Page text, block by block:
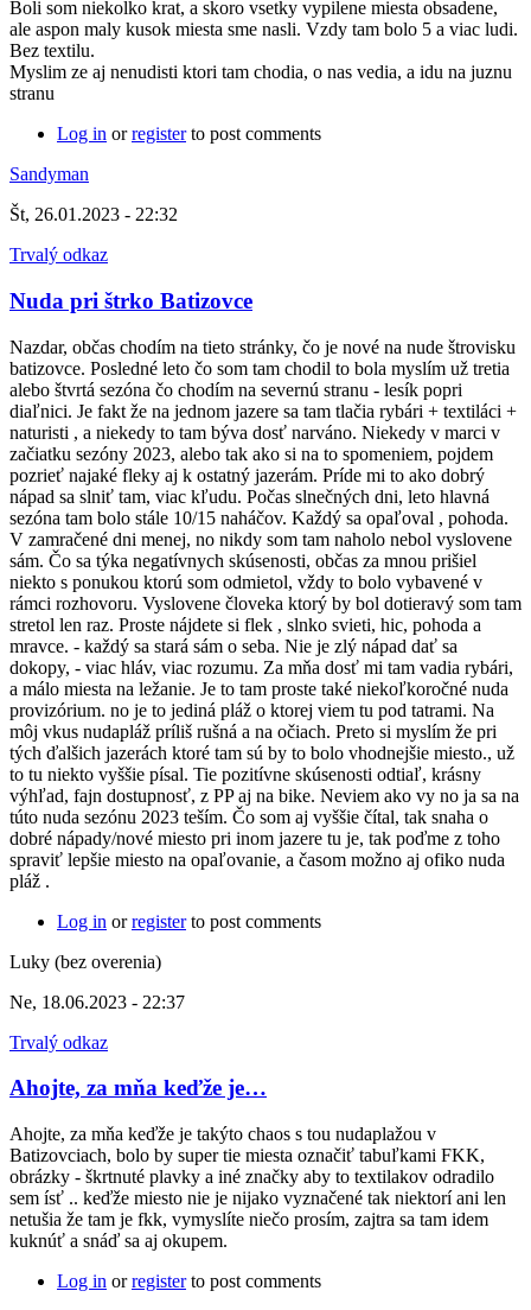
Boli som niekolko krat, a skoro vsetky vypilene miesta obsadene,
ale aspon maly kusok miesta sme nasli. Vzdy tam bolo 5 a viac ludi.
Bez textilu.
Myslim ze aj nenudisti ktori tam chodia, o nas vedia, a idu na juznu
stranu
Log in orregisterto post comments
Sandyman
Št, 26.01.2023 - 22:32
Trvalý odkaz
Nuda pri štrko Batizovce
Nazdar, občas chodím na tieto stránky, čo je nové na nude štrovisku
batizovce. Posledné leto čo som tam chodil to bola myslím už tretia
alebo štvrtá sezóna čo chodím na severnú stranu - lesík popri
diaľnici. Je fakt že na jednom jazere sa tam tlačia rybári + textiláci +
naturisti , a niekedy to tam býva dosť narváno. Niekedy v marci v
začiatku sezóny 2023, alebo tak ako si na to spomeniem, pojdem
pozrieť najaké fleky aj k ostatný jazerám. Príde mi to ako dobrý
nápad sa slniť tam, viac kľudu. Počas slnečných dni, leto hlavná
sezóna tam bolo stále 10/15 naháčov. Každý sa opaľoval , pohoda.
V zamračené dni menej, no nikdy som tam naholo nebol vyslovene
sám. Čo sa týka negatívnych skúsenosti, občas za mnou prišiel
niekto s ponukou ktorú som odmietol, vždy to bolo vybavené v
rámci rozhovoru. Vyslovene človeka ktorý by bol dotieravý som tam
stretol len raz. Proste nájdete si flek , slnko svieti, hic, pohoda a
mravce. - každý sa stará sám o seba. Nie je zlý nápad dať sa
dokopy, - viac hláv, viac rozumu. Za mňa dosť mi tam vadia rybári,
a málo miesta na ležanie. Je to tam proste také niekoľkoročné nuda
provizórium. no je to jediná pláž o ktorej viem tu pod tatrami. Na
môj vkus nudapláž príliš rušná a na očiach. Preto si myslím že pri
tých ďalšich jazerách ktoré tam sú by to bolo vhodnejšie miesto., už
to tu niekto vyššie písal. Tie pozitívne skúsenosti odtiaľ, krásny
výhľad, fajn dostupnosť, z PP aj na bike. Neviem ako vy no ja sa na
túto nuda sezónu 2023 teším. Čo som aj vyššie čítal, tak snaha o
dobré nápady/nové miesto pri inom jazere tu je, tak poďme z toho
spraviť lepšie miesto na opaľovanie, a časom možno aj ofiko nuda
pláž .
Log in orregisterto post comments
Luky (bez overenia)
Ne, 18.06.2023 - 22:37
Trvalý odkaz
Ahojte, za mňa keďže je…
Ahojte, za mňa keďže je takýto chaos s tou nudaplažou v
Batizovciach, bolo by super tie miesta označiť tabuľkami FKK,
obrázky - škrtnuté plavky a iné značky aby to textilakov odradilo
sem ísť .. keďže miesto nie je nijako vyznačené tak niektorí ani len
netušia že tam je fkk, vymyslíte niečo prosím, zajtra sa tam idem
kuknúť a snáď sa aj okupem.
Log in orregisterto post comments